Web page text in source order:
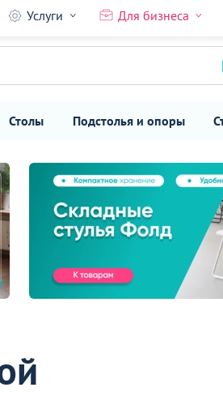
Услуги Для бизнеса
Столы Подстолья и опоры